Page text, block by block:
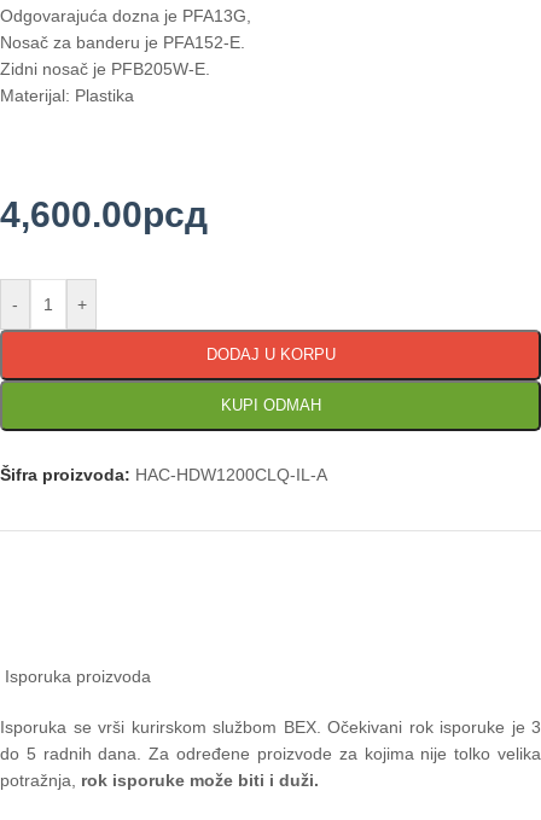
Odgovarajuća dozna je PFA13G,
Nosač za banderu je PFA152-E.
Zidni nosač je PFB205W-E.
Materijal: Plastika
4,600.00рсд
- +
DODAJ U KORPU
KUPI ODMAH
Šifra proizvoda: HAC-HDW1200CLQ-IL-A
Isporuka proizvoda
Isporuka se vrši kurirskom službom BEX. Očekivani rok isporuke je 3
do 5 radnih dana. Za određene proizvode za kojima nije tolko velika
potražnja, rok isporuke može biti i duži.